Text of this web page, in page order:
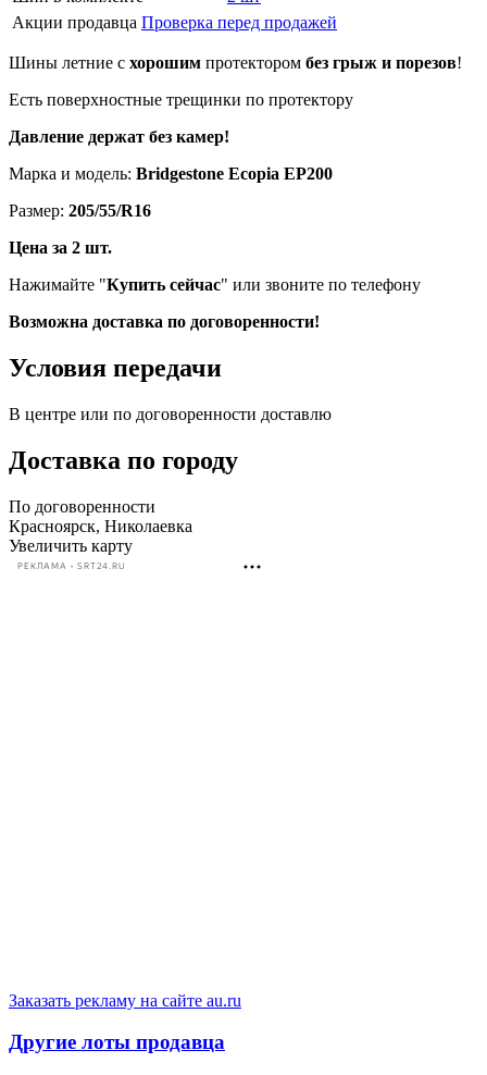
Акции продавца Проверка перед продажей
Шины летние с хорошим протектором без грыж и порезов!
Есть поверхностные трещинки по протектору
Давление держат без камер!
Марка и модель: Bridgestone Ecopia EP200
Размер: 205/55/R16
Цена за 2 шт.
Нажимайте "Купить сейчас" или звоните по телефону
Возможна доставка по договоренности!
Условия передачи
В центре или по договоренности доставлю
Доставка по городу
По договоренности
Красноярск, Николаевка
Увеличить карту
РЕКЛАМА • SRT24.RU
Заказать рекламу на сайте au.ru
Другие лоты продавца